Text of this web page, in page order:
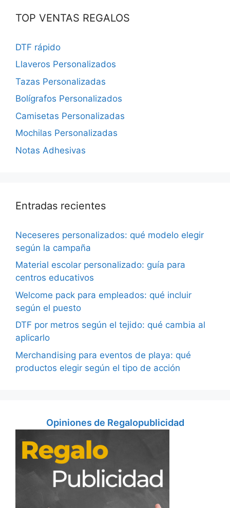
TOP VENTAS REGALOS
DTF rápido
Llaveros Personalizados
Tazas Personalizadas
Bolígrafos Personalizados
Camisetas Personalizadas
Mochilas Personalizadas
Notas Adhesivas
Entradas recientes
Neceseres personalizados: qué modelo elegir
según la campaña
Material escolar personalizado: guía para
centros educativos
Welcome pack para empleados: qué incluir
según el puesto
DTF por metros según el tejido: qué cambia al
aplicarlo
Merchandising para eventos de playa: qué
productos elegir según el tipo de acción
Opiniones de Regalopublicidad